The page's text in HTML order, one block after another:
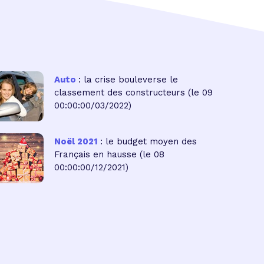
Auto : la crise bouleverse le
classement des constructeurs (le 09
00:00:00/03/2022)
Noël 2021 : le budget moyen des
Français en hausse (le 08
00:00:00/12/2021)